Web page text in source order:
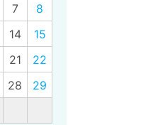
7
8
14
15
21
22
28
29